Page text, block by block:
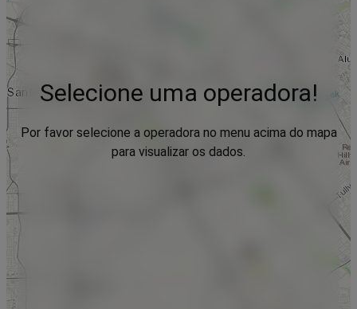
Selecione uma operadora!
Por favor selecione a operadora no menu acima do mapa
para visualizar os dados.